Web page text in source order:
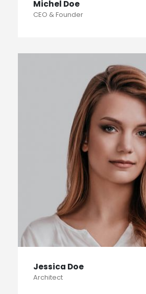
Michel Doe
CEO & Founder
Jessica Doe
Architect